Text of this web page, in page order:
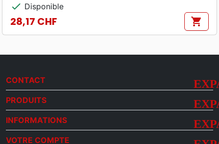
check Disponible
Prix
28,17 CHF shopping_cart
CONTACT
PRODUITS
INFORMATIONS
VOTRE COMPTE